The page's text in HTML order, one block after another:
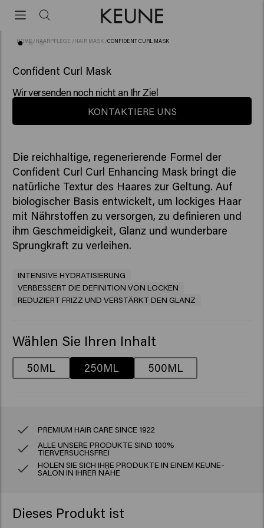
HOME /HAARPFLEGE /HAIR MASK /CONFIDENT CURL MASK
Confident Curl Mask
Wir versenden noch nicht an Ihr Ziel
KONTAKTIERE UNS
Die reichhaltige, regenerierende Formel der
Confident Curl Curl Enhancing Mask bringt die
natürliche Textur des Haares zur Geltung. Auf
biologischer Basis entwickelt, um lockiges Haar
mit Nährstoffen zu versorgen, zu definieren und
ihm Geschmeidigkeit, Glanz und wunderbare
Sprungkraft zu verleihen.
INTENSIVE HYDRATISIERUNG
VERBESSERT DIE DEFINITION VON LOCKEN
REDUZIERT FRIZZ UND VERSTÄRKT DEN GLANZ
Wählen Sie Ihren Inhalt
50ML 250ML 500ML
PREMIUM HAIR CARE SINCE 1922
ALLE UNSERE PRODUKTE SIND 100%
TIERVERSUCHSFREI
HOLEN SIE SICH IHRE PRODUKTE IN EINEM KEUNE-
SALON IN IHRER NÄHE
Dieses Produkt ist